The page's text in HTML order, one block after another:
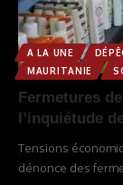
A LA UNE
MAURITANIE
Fermetures
l’inquiétude
Tensions
dénonce des